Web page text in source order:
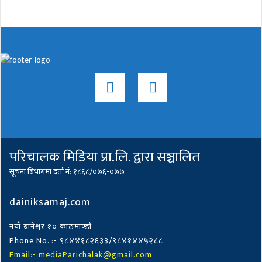
परिचालक मिडिया प्रा.लि. द्वारा सञ्चालित
सूचना बिभागमा दर्ता नं: १८६८/०७६-०७७
dainiksamaj.com
नयाँ बानेश्वर १० काठमाण्डौ
Phone No. :- ९८४४१८२६३३/९८४१४४५२८८
Email:- mediaParichalak@gmail.com